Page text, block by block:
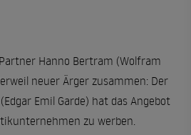
Hanno Bertram (Wolfram
neuer Ärger zusammen: Der
Emil Garde) hat das Angebot
zu werben.